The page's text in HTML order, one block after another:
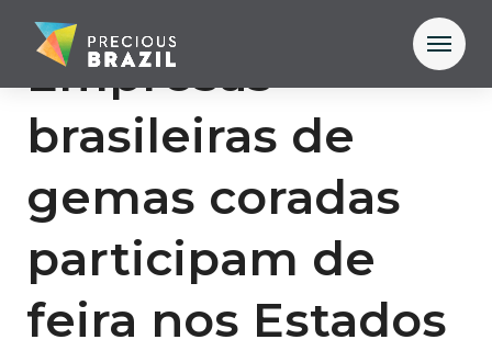
Empresas
brasileiras de
gemas coradas
participam de
feira nos Estados